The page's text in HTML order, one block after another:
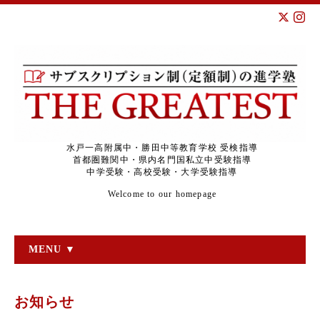
水戸一高附属中・勝田中等教育学校 受検指導
首都圏難関中・県内名門国私立中受験指導
中学受験・高校受験・大学受験指導
Welcome to our homepage
MENU ▼
お知らせ